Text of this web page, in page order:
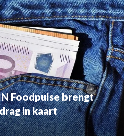
Foodpulse brengt
in kaart